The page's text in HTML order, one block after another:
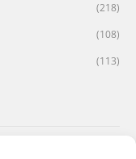
(218)
(108)
(113)